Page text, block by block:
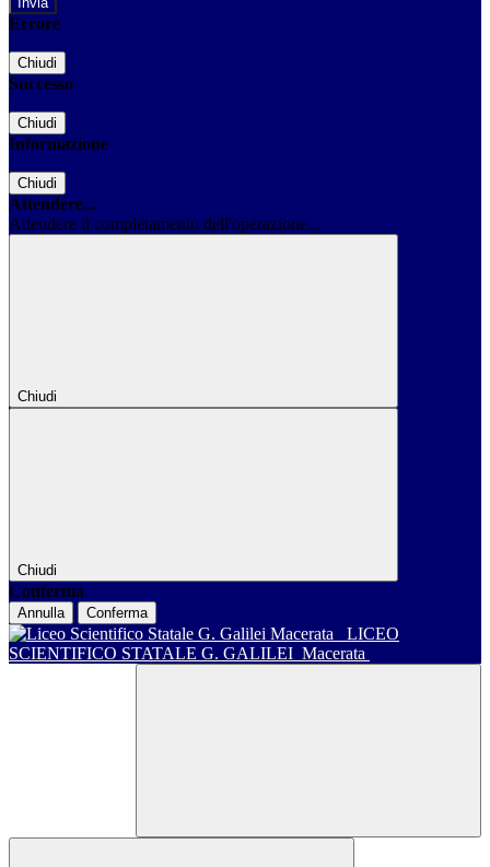
Errore
Chiudi
Successo
Chiudi
Informazione
Chiudi
Attendere...
Attendere il completamento dell'operazione...
Chiudi
Chiudi
Conferma
Annulla Conferma
LICEO
SCIENTIFICO STATALE G. GALILEI Macerata